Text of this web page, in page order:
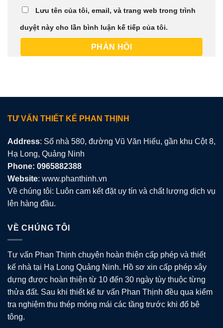
Lưu tên của tôi, email, và trang web trong trình
duyệt này cho lần bình luận kế tiếp của tôi.
TƯ VẤN THIẾT KẾ PHAN THỊNH
Address: Số nhà 580, đường Vũ Văn Hiếu, gần khu Cột 8,
Hạ Long, Quảng Ninh
Phone: 0965882388
Website: www.phanthinh.vn
Về chúng tôi: Luôn cam kết đặt uy tín và chất lượng dịch vụ
lên hàng đầu.
VỀ CHÚNG TÔI
Tư vấn Phan Thịnh chuyên hoàn thiện cấp phép và thiết
kế nhà tại Hạ Long Quảng Ninh. Hồ sơ xin cấp phép xây
dựng được hoàn thiện từ 10 đến 30 ngày tùy thuộc từng
thửa đất. Sau khi thiết kế tư vấn Phan Thịnh đều qua kiểm
tra nghiệm thu thép móng mái các tầng trước khi đổ bê
tông.